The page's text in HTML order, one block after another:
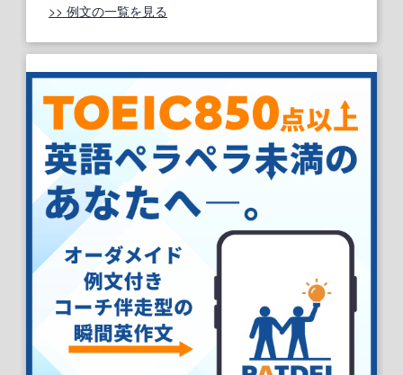
>> 例文の一覧を見る